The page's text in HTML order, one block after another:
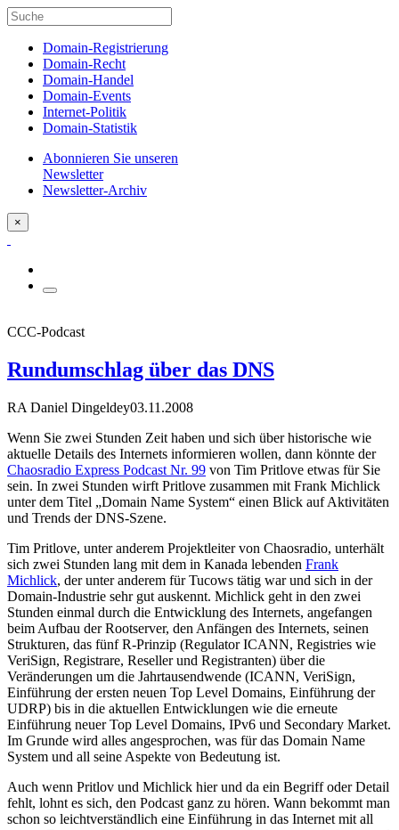
Domain-Registrierung
Domain-Recht
Domain-Handel
Domain-Events
Internet-Politik
Domain-Statistik
Abonnieren Sie unseren
Newsletter
Newsletter-Archiv
×
CCC-Podcast
Rundumschlag über das DNS
RA Daniel Dingeldey03.11.2008
Wenn Sie zwei Stunden Zeit haben und sich über historische wie
aktuelle Details des Internets informieren wollen, dann könnte der
Chaosradio Express Podcast Nr. 99 von Tim Pritlove etwas für Sie
sein. In zwei Stunden wirft Pritlove zusammen mit Frank Michlick
unter dem Titel „Domain Name System“ einen Blick auf Aktivitäten
und Trends der DNS-Szene.
Tim Pritlove, unter anderem Projektleiter von Chaosradio, unterhält
sich zwei Stunden lang mit dem in Kanada lebenden Frank
Michlick, der unter anderem für Tucows tätig war und sich in der
Domain-Industrie sehr gut auskennt. Michlick geht in den zwei
Stunden einmal durch die Entwicklung des Internets, angefangen
beim Aufbau der Rootserver, den Anfängen des Internets, seinen
Strukturen, das fünf R-Prinzip (Regulator ICANN, Registries wie
VeriSign, Registrare, Reseller und Registranten) über die
Veränderungen um die Jahrtausendwende (ICANN, VeriSign,
Einführung der ersten neuen Top Level Domains, Einführung der
UDRP) bis in die aktuellen Entwicklungen wie die erneute
Einführung neuer Top Level Domains, IPv6 und Secondary Market.
Im Grunde wird alles angesprochen, was für das Domain Name
System und all seine Aspekte von Bedeutung ist.
Auch wenn Pritlov und Michlick hier und da ein Begriff oder Detail
fehlt, lohnt es sich, den Podcast ganz zu hören. Wann bekommt man
schon so leichtverständlich eine Einführung in das Internet mit all